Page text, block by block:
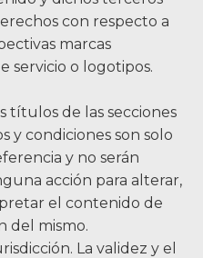
con respecto a
marcas
servicio o logotipos.
títulos de las secciones
y condiciones son solo
y no serán
acción para alterar,
el contenido de
del mismo.
La validez y el